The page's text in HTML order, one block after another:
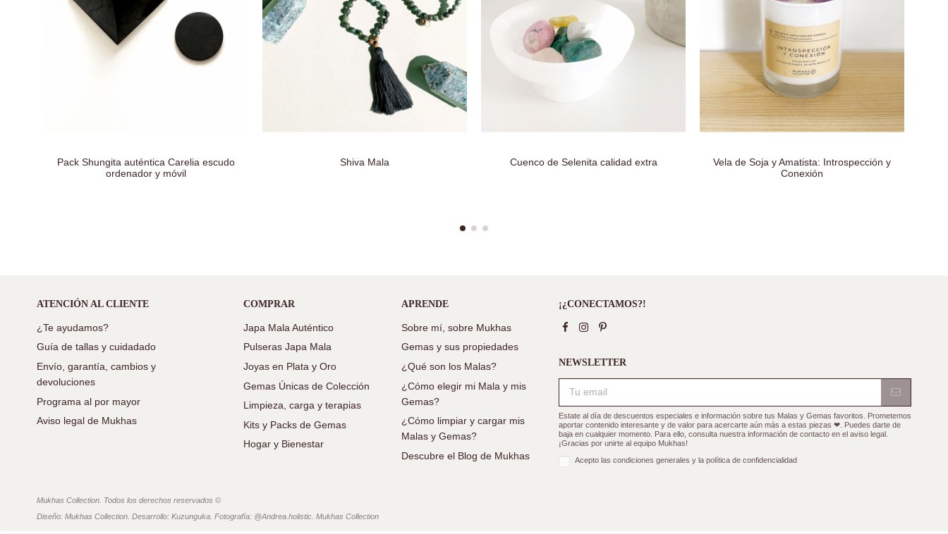
Pack Shungita auténtica Carelia escudo
ordenador y móvil
Shiva Mala Cuenco de Selenita calidad extra
Vela de Soja y Amatista: Introspección y
Conexión
ATENCIÓN AL CLIENTE
¿Te ayudamos?
Guía de tallas y cuidadado
Envío, garantía, cambios y
devoluciones
Programa al por mayor
Aviso legal de Mukhas
COMPRAR
Japa Mala Auténtico
Pulseras Japa Mala
Joyas en Plata y Oro
Gemas Únicas de Colección
Limpieza, carga y terapias
Kits y Packs de Gemas
Hogar y Bienestar
APRENDE
Sobre mí, sobre Mukhas
Gemas y sus propiedades
¿Qué son los Malas?
¿Cómo elegir mi Mala y mis
Gemas?
¿Cómo limpiar y cargar mis
Malas y Gemas?
Descubre el Blog de Mukhas
¡¿CONECTAMOS?!
NEWSLETTER
Estate al día de descuentos especiales e información sobre tus Malas y Gemas favoritos. Prometemos
aportar contenido interesante y de valor para acercarte aún más a estas piezas ❤. Puedes darte de
baja en cualquier momento. Para ello, consulta nuestra información de contacto en el aviso legal.
¡Gracias por unirte al equipo Mukhas!
Acepto las condiciones generales y la política de confidencialidad
Mukhas Collection. Todos los derechos reservados ©
Diseño: Mukhas Collection. Desarrollo: Kuzunguka. Fotografía: @Andrea.holistic. Mukhas Collection